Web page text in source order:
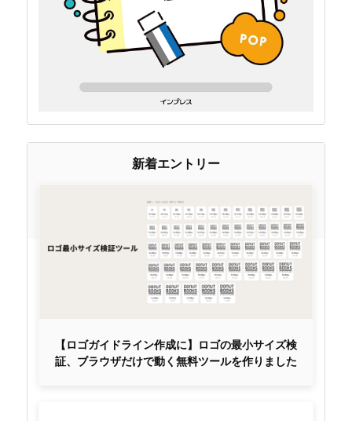
新着エントリー
【ロゴガイドライン作成に】ロゴの最小サイズ検
証、ブラウザだけで動く無料ツールを作りました